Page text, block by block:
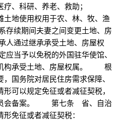
疗、科研、养老、救助；
土地使用权用于农、林、牧、渔
续期间夫妻之间变更土地、房
通过继承承受土地、房屋权
予以免税的外国驻华使馆、
构承受土地、房屋权属。 根
国务院对居民住房需求保障、
可以规定免征或者减征契税，
员会备案。 第七条 省、自治
形免征或者减征契税：